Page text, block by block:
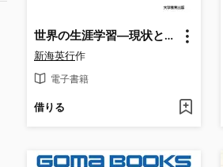
世界の生涯学習―現状と課題―
新海英行作
電子書籍
借りる